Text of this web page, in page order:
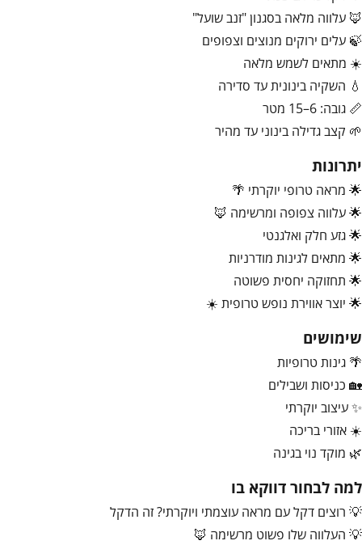
🦊 עלווה מלאה בסגנון "זנב שועל"
🍃 עלים ירוקים מנוצים וצפופים
☀️ מתאים לשמש מלאה
💧 השקיה בינונית עד סדירה
📏 גובה: 6–15 מטר
🌱 קצב גדילה בינוני עד מהיר
יתרונות
🌟 מראה טרופי יוקרתי 🌴
🌟 עלווה צפופה ומרשימה 🦊
🌟 גזע חלק ואלגנטי
🌟 מתאים לגינות מודרניות
🌟 תחזוקה יחסית פשוטה
🌟 יוצר אווירת נופש טרופית ☀️
שימושים
🌴 גינות טרופיות
🏡 כניסות ושבילים
✨ עיצוב יוקרתי
☀️ אזורי בריכה
🌿 מוקד נוי בגינה
למה לבחור דווקא בו
💡 רוצים דקל עם מראה עוצמתי ויוקרתי? זה הדקל
💡 העלווה שלו פשוט מרשימה 🦊